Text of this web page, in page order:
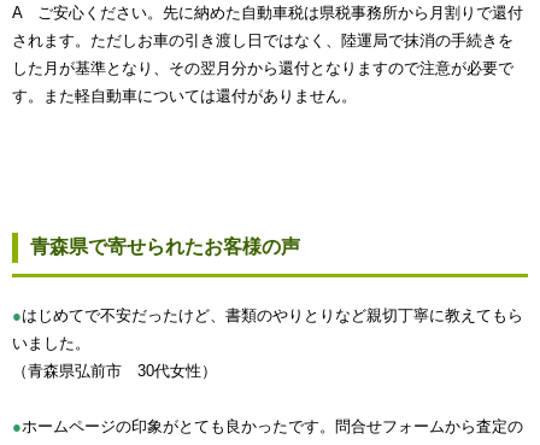
A ご安心ください。先に納めた自動車税は県税事務所から月割りで還付
されます。ただしお車の引き渡し日ではなく、陸運局で抹消の手続きを
した月が基準となり、その翌月分から還付となりますので注意が必要で
す。また軽自動車については還付がありません。
青森県で寄せられたお客様の声
●はじめてで不安だったけど、書類のやりとりなど親切丁寧に教えてもら
いました。
（青森県弘前市 30代女性）
●ホームページの印象がとても良かったです。問合せフォームから査定の